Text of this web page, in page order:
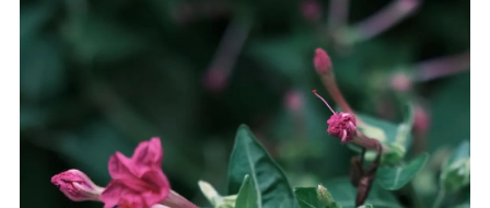
音频视频
弘法书籍